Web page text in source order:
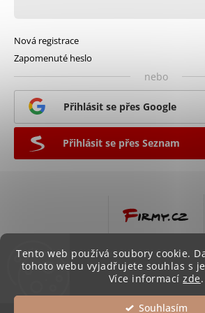
Tento web používá soubory cookie.
tohoto webu vyjadřujete souhlas s
Více informacízde.
Souhlasím
Nová registrace
Zapomenuté heslo
nebo
Přihlásit se přes Google
Přihlásit se přes Seznam